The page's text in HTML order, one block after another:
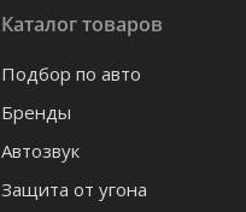
Каталог товаров
Подбор по авто
Бренды
Автозвук
Защита от угона